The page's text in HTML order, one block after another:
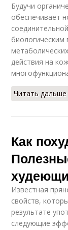
Будучи
обеспечивает
действия на
Читать
Как
Известная
свойств,
результате
следующие